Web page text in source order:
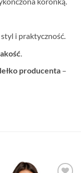
i praktyczność.
producenta –